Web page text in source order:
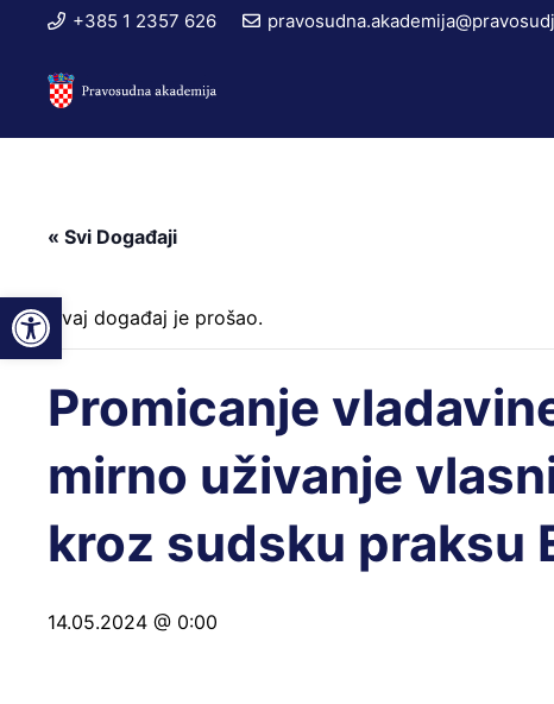
+385 1 2357 626
« Svi Događaji
Ovaj događaj je prošao.
Promicanje
mirno uživanje
kroz sudsku praksu
14.05.2024 @ 0:00
Open toolbar